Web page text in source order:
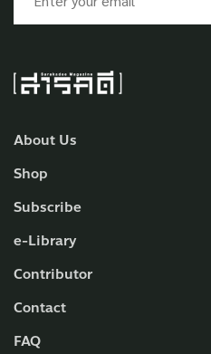
About Us
Shop
Subscribe
e-Library
Contributor
Contact
FAQ